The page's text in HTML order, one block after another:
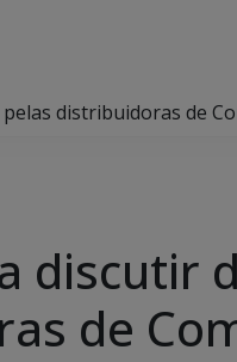
distribuidoras de
discutir
de